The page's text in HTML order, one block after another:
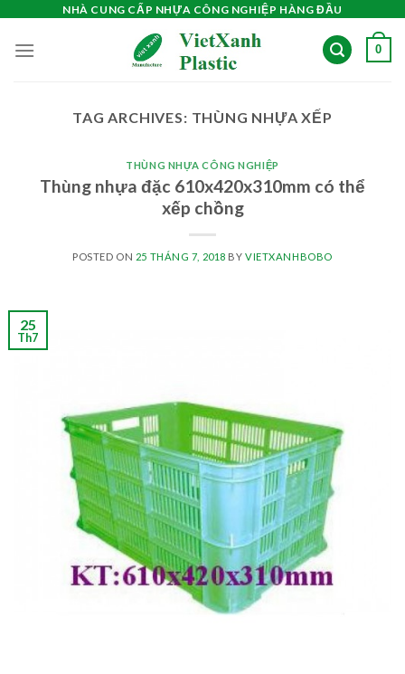
content
NHÀ CUNG CẤP NHỰA CÔNG NGHIỆP HÀNG ĐẦU
0
TAG ARCHIVES: THÙNG NHỰA XẾP
THÙNG NHỰA CÔNG NGHIỆP
Thùng nhựa đặc 610x420x310mm có thể
xếp chồng
POSTED ON 25 THÁNG 7, 2018 BYVIETXANHBOBO
25
Th7